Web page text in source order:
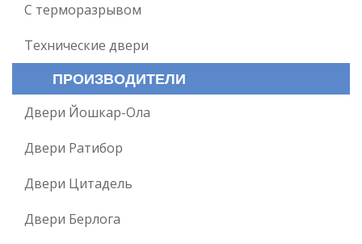
С терморазрывом
Технические двери
ПРОИЗВОДИТЕЛИ
Двери Йошкар-Ола
Двери Ратибор
Двери Цитадель
Двери Берлога